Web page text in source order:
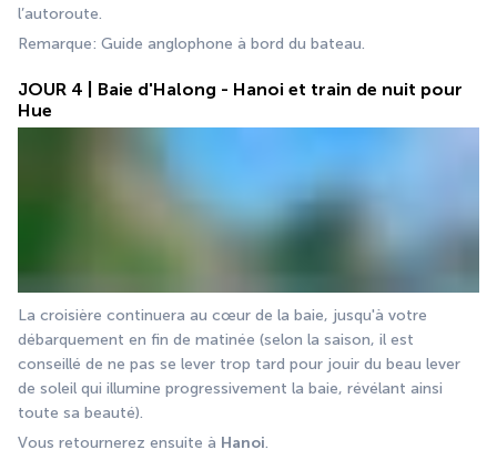
l’autoroute.
Remarque: Guide anglophone à bord du bateau.
JOUR 4 | Baie d'Halong - Hanoi et train de nuit pour
Hue
La croisière continuera au cœur de la baie, jusqu'à votre
débarquement en fin de matinée (selon la saison, il est
conseillé de ne pas se lever trop tard pour jouir du beau lever
de soleil qui illumine progressivement la baie, révélant ainsi
toute sa beauté).
Vous retournerez ensuite à Hanoi.